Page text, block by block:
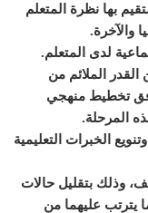
بها نظرة المتعلم
والآخرة.
لدى المتعلم.
الملائم من
وفق تخطيط منهجي
المرحلة.
الخبرات التعليمية
وذلك بتقليل حالات
يترتب عليهما من